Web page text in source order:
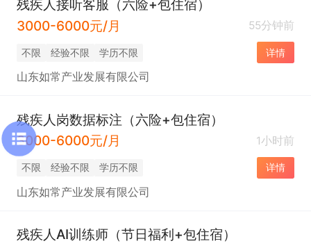
残疾人接听客服（六险+包住宿）
3000-6000元/月
55分钟前
不限 经验不限 学历不限 详情
山东如常产业发展有限公司
残疾人岗数据标注（六险+包住宿）
3000-6000元/月
1小时前
不限 经验不限 学历不限 详情
山东如常产业发展有限公司
残疾人AI训练师（节日福利+包住宿）